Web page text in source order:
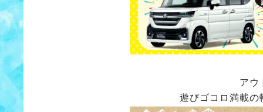
アウ
遊びゴコロ満載の